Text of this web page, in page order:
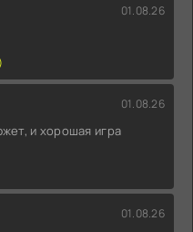
01.08.26
01.08.26
и хорошая игра
01.08.26